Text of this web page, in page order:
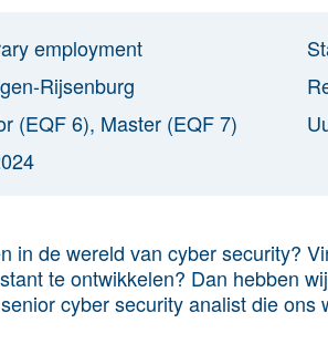
employment
Rijsenburg
(EQF 6), Master (EQF 7)
in de wereld van cyber security?
te ontwikkelen? Dan hebben
cyber security analist die ons